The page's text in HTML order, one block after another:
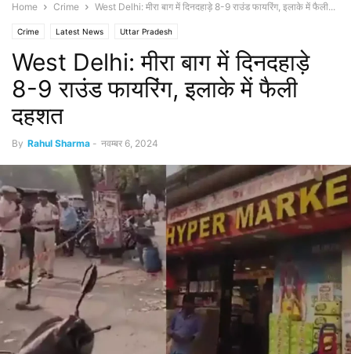
Home Crime West Delhi: मीरा बाग में दिनदहाड़े 8-9 राउंड फायरिंग, इलाके में फैली...
Crime Latest News Uttar Pradesh
West Delhi: मीरा बाग में दिनदहाड़े
8-9 राउंड फायरिंग, इलाके में फैली
दहशत
By Rahul Sharma - नवम्बर 6, 2024